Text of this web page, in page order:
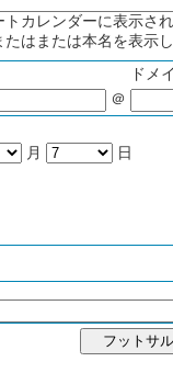
トカレンダーに表示
はまたは本名を表示
ドメ
＠
月 日